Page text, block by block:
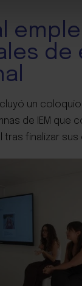
de
un
de IEM que
finalizar sus